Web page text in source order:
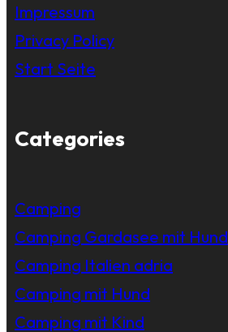
Impressum
Privacy Policy
Start Seite
Categories
Camping
Camping Gardasee mit Hund
Camping Italien adria
Camping mit Hund
Camping mit Kind